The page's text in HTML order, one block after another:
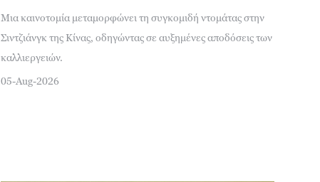
Μια καινοτομία μεταμορφώνει τη συγκομιδή ντομάτας στην
Σιντζιάνγκ της Κίνας, οδηγώντας σε αυξημένες αποδόσεις των
καλλιεργειών.
05-Aug-2026